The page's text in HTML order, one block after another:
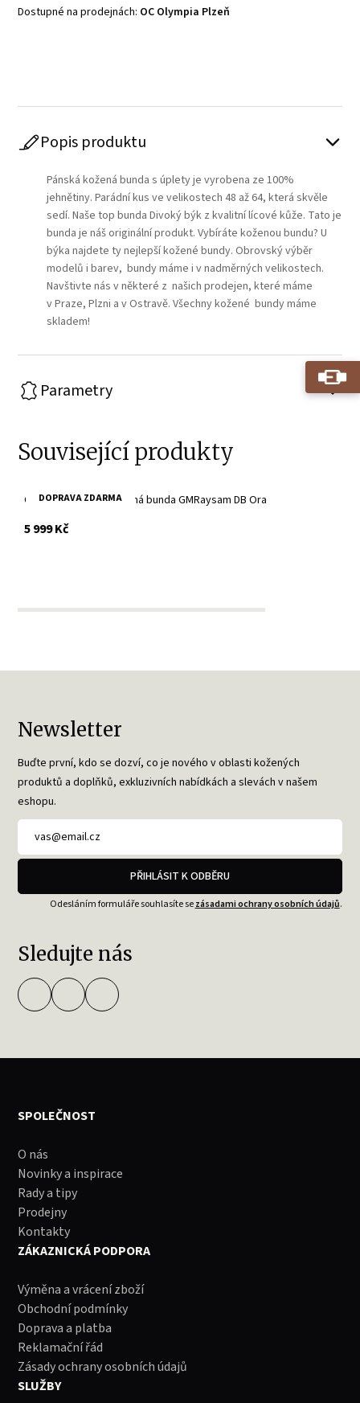
Dostupné na prodejnách: OC Olympia Plzeň
Popis produktu
Pánská kožená bunda s úplety je vyrobena ze 100%
jehnětiny. Parádní kus ve velikostech 48 až 64, která skvěle
sedí. Naše top bunda Divoký býk z kvalitní lícové kůže. Tato je
bunda je náš originální produkt. Vybíráte koženou bundu? U
býka najdete ty nejlepší kožené bundy. Obrovský výběr
modelů i barev, bundy máme i v nadměrných velikostech.
Navštivte nás v některé z našich prodejen, které máme
v Praze, Plzni a v Ostravě. Všechny kožené bundy máme
skladem!
Parametry
Související produkty
DOPRAVA ZDARMA
Oranžová pánská kožená bunda GMRaysam DB Ora
5 999 Kčs DPH
Newsletter
Buďte první, kdo se dozví, co je nového v oblasti kožených
produktů a doplňků, exkluzivních nabídkách a slevách v našem
eshopu.
PŘIHLÁSIT K ODBĚRU
Odesláním formuláře souhlasíte sezásadami ochrany osobních údajů.
Sledujte nás
SPOLEČNOST
O nás
Novinky a inspirace
Rady a tipy
Prodejny
Kontakty
ZÁKAZNICKÁ PODPORA
Výměna a vrácení zboží
Obchodní podmínky
Doprava a platba
Reklamační řád
Zásady ochrany osobních údajů
SLUŽBY